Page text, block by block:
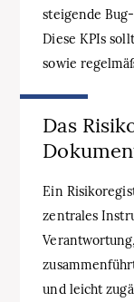
steigende
Diese KPIs
sowie
Das
Ein
zentrales
und leicht